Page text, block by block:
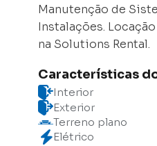
Manutenção de
Instalações.
na Solutions Rental.
Características
Interior
Exterior
Terreno plano
Elétrico